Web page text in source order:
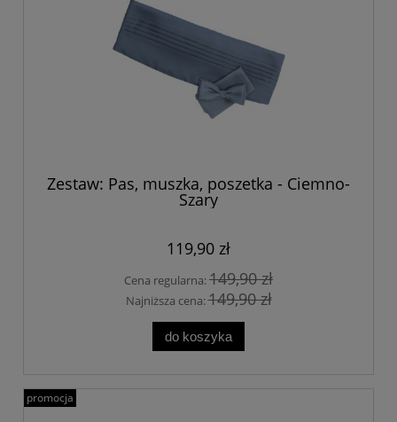
Zestaw: Pas, muszka, poszetka - Ciemno-
Szary
119,90 zł
Cena regularna:149,90 zł
Najniższa cena:149,90 zł
do koszyka
promocja